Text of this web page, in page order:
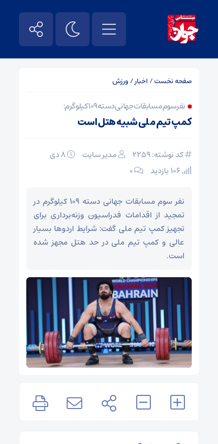
صفحه نخست/ اخبار/ ورزش
نفر سوم مسابقات جهانی دسته ۱۰۹ کیلوگرم:
کمپ تیم ملی شبیه هتل است
کد نوشته: 2259 مدیر سایت
۰
نفر سوم مسابقات جهانی دسته ۱۰۹ کیلوگرم در
تمجید از اقدامات فدراسیون وزنه‌برداری برای
تجهیز کمپ تیم ملی گفت: شرایط اردوها بسیار
عالی و کمپ تیم ملی در حد هتل مجهز شده
است.